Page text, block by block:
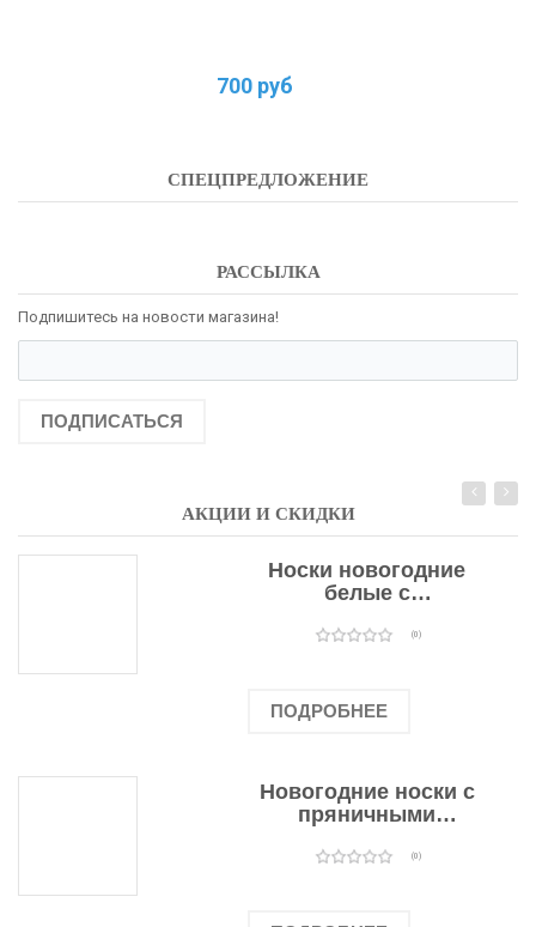
700 руб
СПЕЦПРЕДЛОЖЕНИЕ
РАССЫЛКА
Подпишитесь на новости магазина!
ПОДПИСАТЬСЯ
АКЦИИ И СКИДКИ
Носки новогодние
белые с
оленями(0)
ПОДРОБНЕЕ
Новогодние носки с
пряничными
(0)